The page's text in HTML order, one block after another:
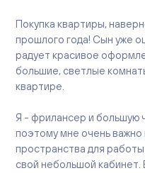
Покупка квартиры,
прошлого года! Сын уже
радует красивое
большие, светлые
квартире.
Я - фрилансер и большую
поэтому мне очень важно
пространства для
свой небольшой